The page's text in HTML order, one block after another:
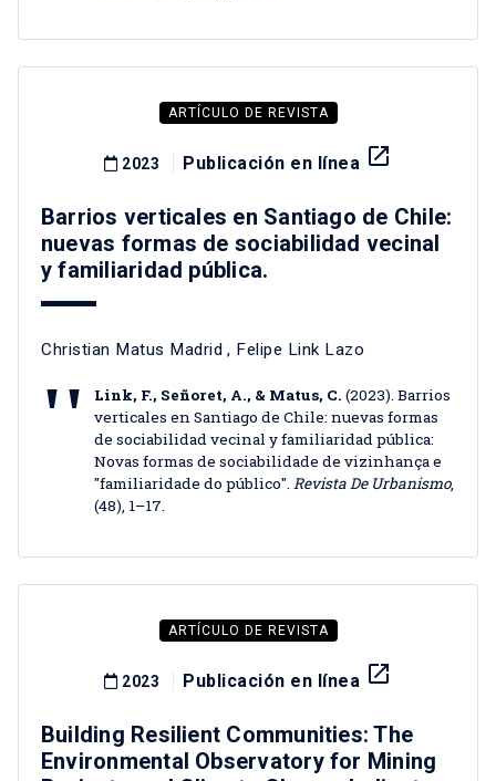
ARTÍCULO DE REVISTA
2023 Publicación en línea launch
Barrios verticales en Santiago de Chile:
nuevas formas de sociabilidad vecinal
y familiaridad pública.
Christian Matus Madrid , Felipe Link Lazo
Link, F., Señoret, A., & Matus, C. (2023). Barrios
verticales en Santiago de Chile: nuevas formas
de sociabilidad vecinal y familiaridad pública:
Novas formas de sociabilidade de vizinhança e
"familiaridade do público". Revista De Urbanismo,
(48), 1–17.
ARTÍCULO DE REVISTA
2023 Publicación en línea launch
Building Resilient Communities: The
Environmental Observatory for Mining